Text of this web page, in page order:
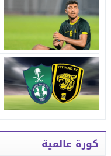
كورة عالمية